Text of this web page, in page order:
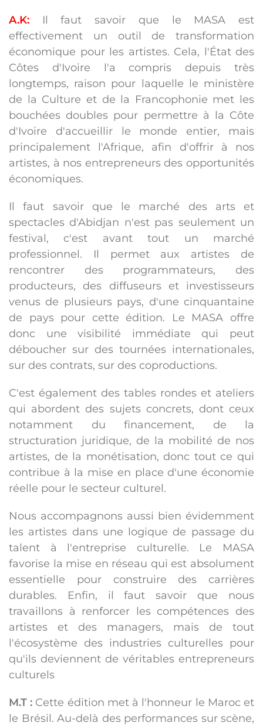
A.K: Il faut savoir que le MASA est
effectivement un outil de transformation
économique pour les artistes. Cela, l'État des
Côtes d'Ivoire l'a compris depuis très
longtemps, raison pour laquelle le ministère
de la Culture et de la Francophonie met les
bouchées doubles pour permettre à la Côte
d'Ivoire d'accueillir le monde entier, mais
principalement l'Afrique, afin d'offrir à nos
artistes, à nos entrepreneurs des opportunités
économiques.
Il faut savoir que le marché des arts et
spectacles d'Abidjan n'est pas seulement un
festival, c'est avant tout un marché
professionnel. Il permet aux artistes de
rencontrer des programmateurs, des
producteurs, des diffuseurs et investisseurs
venus de plusieurs pays, d'une cinquantaine
de pays pour cette édition. Le MASA offre
donc une visibilité immédiate qui peut
déboucher sur des tournées internationales,
sur des contrats, sur des coproductions.
C'est également des tables rondes et ateliers
qui abordent des sujets concrets, dont ceux
notamment du financement, de la
structuration juridique, de la mobilité de nos
artistes, de la monétisation, donc tout ce qui
contribue à la mise en place d'une économie
réelle pour le secteur culturel.
Nous accompagnons aussi bien évidemment
les artistes dans une logique de passage du
talent à l'entreprise culturelle. Le MASA
favorise la mise en réseau qui est absolument
essentielle pour construire des carrières
durables. Enfin, il faut savoir que nous
travaillons à renforcer les compétences des
artistes et des managers, mais de tout
l'écosystème des industries culturelles pour
qu'ils deviennent de véritables entrepreneurs
culturels
M.T : Cette édition met à l'honneur le Maroc et
le Brésil. Au-delà des performances sur scène,